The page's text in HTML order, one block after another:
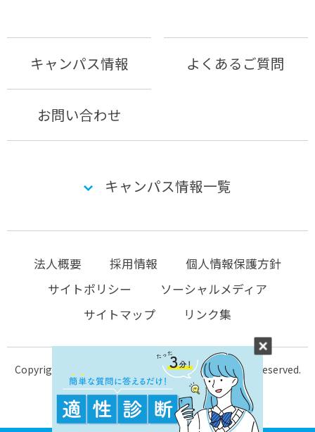
キャンパス情報 よくあるご質問
お問い合わせ
キャンパス情報一覧
法人概要 採用情報
個人情報保護方針
サイトポリシー
ソーシャルメディア
サイトマップ
リンク集
Copyright © 2004-2026 KTC-school.com All Rights Reserved.